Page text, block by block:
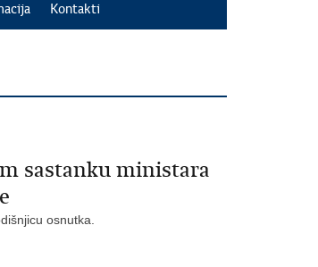
Kontakti
sastanku ministara
osnutka.